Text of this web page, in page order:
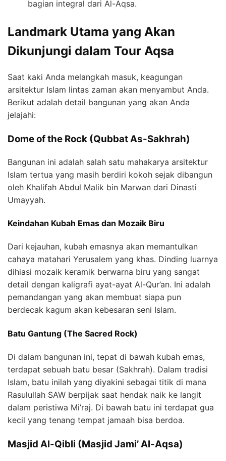
bagian integral dari Al-Aqsa.
Landmark Utama yang Akan
Dikunjungi dalam Tour Aqsa
Saat kaki Anda melangkah masuk, keagungan
arsitektur Islam lintas zaman akan menyambut Anda.
Berikut adalah detail bangunan yang akan Anda
jelajahi:
Dome of the Rock (Qubbat As-Sakhrah)
Bangunan ini adalah salah satu mahakarya arsitektur
Islam tertua yang masih berdiri kokoh sejak dibangun
oleh Khalifah Abdul Malik bin Marwan dari Dinasti
Umayyah.
Keindahan Kubah Emas dan Mozaik Biru
Dari kejauhan, kubah emasnya akan memantulkan
cahaya matahari Yerusalem yang khas. Dinding luarnya
dihiasi mozaik keramik berwarna biru yang sangat
detail dengan kaligrafi ayat-ayat Al-Qur’an. Ini adalah
pemandangan yang akan membuat siapa pun
berdecak kagum akan kebesaran seni Islam.
Batu Gantung (The Sacred Rock)
Di dalam bangunan ini, tepat di bawah kubah emas,
terdapat sebuah batu besar (Sakhrah). Dalam tradisi
Islam, batu inilah yang diyakini sebagai titik di mana
Rasulullah SAW berpijak saat hendak naik ke langit
dalam peristiwa Mi’raj. Di bawah batu ini terdapat gua
kecil yang tenang tempat jamaah bisa berdoa.
Masjid Al-Qibli (Masjid Jami’ Al-Aqsa)